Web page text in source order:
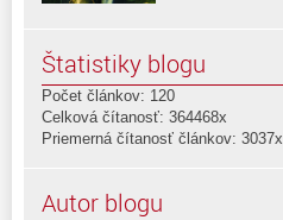
Štatistiky blogu
Počet článkov: 120
Celková čítanosť: 364468x
Priemerná čítanosť článkov: 3037x
Autor blogu